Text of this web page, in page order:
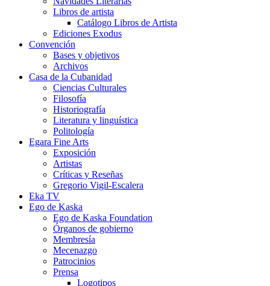
Libros de artista
Catálogo Libros de Artista
Ediciones Exodus
Convención
Bases y objetivos
Archivos
Casa de la Cubanidad
Ciencias Culturales
Filosofía
Historiografía
Literatura y linguística
Politología
Egara Fine Arts
Exposición
Artistas
Críticas y Reseñas
Gregorio Vigil-Escalera
Eka TV
Ego de Kaska
Ego de Kaska Foundation
Órganos de gobierno
Membresía
Mecenazgo
Patrocinios
Prensa
Logotipos